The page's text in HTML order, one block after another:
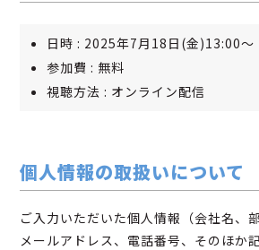
日時 : 2025年7月18日(金)13:00～
参加費 : 無料
視聴方法 : オンライン配信
個人情報の取扱いについて
ご入力いただいた個人情報（会社名、
メールアドレス、電話番号、そのほか